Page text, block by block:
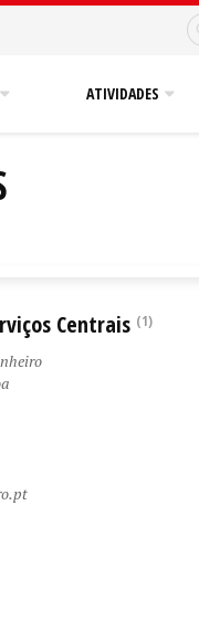
ATIVIDADES
Centrais (1)